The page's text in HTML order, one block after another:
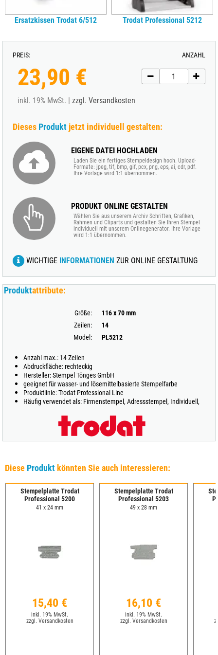
Ersatzkissen Trodat 6/512 Trodat Professional 5212
PREIS:
23,90 €
inkl. 19% MwSt. | zzgl. Versandkosten
ANZAHL
Dieses Produkt jetzt individuell gestalten:
EIGENE DATEI HOCHLADEN
Laden Sie ein fertiges Stempeldesign hoch. Upload-
Formate: jpeg, tif, bmp, gif, pcx, png, eps, ai, cdr, pdf.
Ihre Vorlage wird 1:1 übernommen.
PRODUKT ONLINE GESTALTEN
Wählen Sie aus unserem Archiv Schriften, Grafiken,
Rahmen und Cliparts und gestalten Sie Ihren Stempel
individuell mit unserem Onlinegenerator. Ihre Vorlage
wird 1:1 übernommen.
WICHTIGE INFORMATIONEN ZUR ONLINE GESTALTUNG
Produktattribute:
Größe:
116 x 70 mm
Zeilen:
14
Model:
PL5212
Anzahl max.: 14 Zeilen
Abdruckfläche: rechteckig
Hersteller: Stempel Tönges GmbH
geeignet für wasser- und lösemittelbasierte Stempelfarbe
Produktlinie: Trodat Professional Line
Häufig verwendet als: Firmenstempel, Adressstempel, Individuell,
Diese Produkt könnten Sie auch interessieren:
Stempelplatte Trodat
Professional 5200
41 x 24 mm
15,40 €
inkl. 19% MwSt.
zzgl. Versandkosten
Stempelplatte Trodat
Professional 5203
49 x 28 mm
16,10 €
inkl. 19% MwSt.
zzgl. Versandkosten